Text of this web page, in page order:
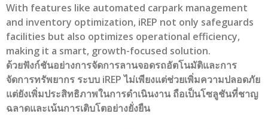
With features like automated carpark management
and inventory optimization, iREP not only safeguards
facilities but also optimizes operational efficiency,
making it a smart, growth-focused solution.
ด้วยฟังก์ชันอย่างการจัดการลานจอดรถอัตโนมัติและการ
จัดการทรัพยากร ระบบ iREP ไม่เพียงแต่ช่วยเพิ่มความปลอดภัย
แต่ยังเพิ่มประสิทธิภาพในการดำเนินงาน ถือเป็นโซลูชันที่ชาญ
ฉลาดและเน้นการเติบโตอย่างยั่งยืน